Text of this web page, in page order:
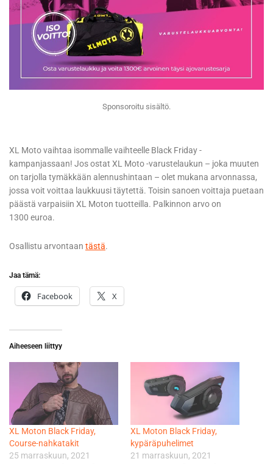
Sponsoroitu sisältö.
XL Moto vaihtaa isommalle vaihteelle Black Friday -
kampanjassaan! Jos ostat XL Moto -varustelaukun – joka muuten
on tarjolla tymäkkään alennushintaan – olet mukana arvonnassa,
jossa voit voittaa laukkuusi täytettä. Toisin sanoen voittaja puetaan
päästä varpaisiin XL Moton tuotteilla. Palkinnon arvo on
1300 euroa.
Osallistu arvontaan tästä.
Jaa tämä:
Facebook X
Aiheeseen liittyy
XL Moton Black Friday,
Course-nahkatakit
25 marraskuun, 2021
XL Moton Black Friday,
kypäräpuhelimet
21 marraskuun, 2021